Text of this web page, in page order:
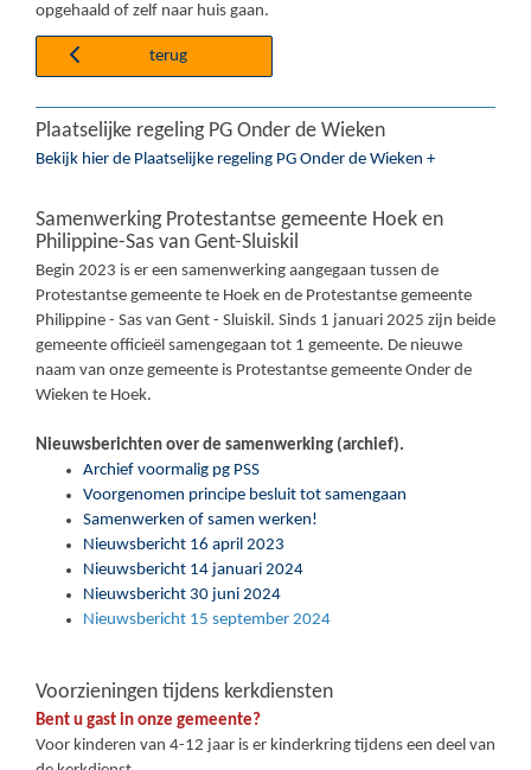
opgehaald of zelf naar huis gaan.
terug
Plaatselijke regeling PG Onder de Wieken
Bekijk hier de Plaatselijke regeling PG Onder de Wieken +
Samenwerking Protestantse gemeente Hoek en
Philippine-Sas van Gent-Sluiskil
Begin 2023 is er een samenwerking aangegaan tussen de
Protestantse gemeente te Hoek en de Protestantse gemeente
Philippine - Sas van Gent - Sluiskil. Sinds 1 januari 2025 zijn beide
gemeente officieël samengegaan tot 1 gemeente. De nieuwe
naam van onze gemeente is Protestantse gemeente Onder de
Wieken te Hoek.
Nieuwsberichten over de samenwerking (archief).
Archief voormalig pg PSS
Voorgenomen principe besluit tot samengaan
Samenwerken of samen werken!
Nieuwsbericht 16 april 2023
Nieuwsbericht 14 januari 2024
Nieuwsbericht 30 juni 2024
Nieuwsbericht 15 september 2024
Voorzieningen tijdens kerkdiensten
Bent u gast in onze gemeente?
Voor kinderen van 4-12 jaar is er kinderkring tijdens een deel van